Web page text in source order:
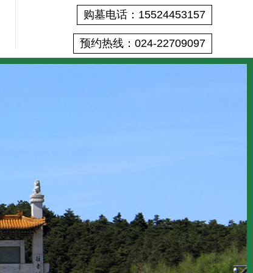
购墓电话：15524453157
预约热线：024-22709097